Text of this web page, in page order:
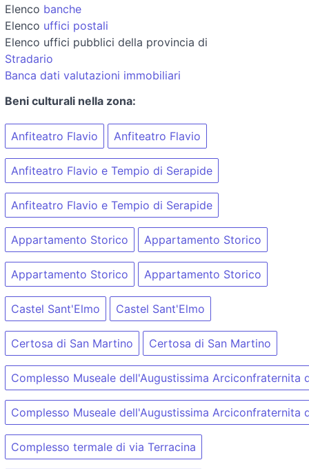
Elenco banche
Elenco uffici postali
Elenco uffici pubblici della provincia di
Stradario
Banca dati valutazioni immobiliari
Beni culturali nella zona:
Anfiteatro Flavio Anfiteatro Flavio
Anfiteatro Flavio e Tempio di Serapide
Anfiteatro Flavio e Tempio di Serapide
Appartamento Storico Appartamento Storico
Appartamento Storico Appartamento Storico
Castel Sant'Elmo Castel Sant'Elmo
Certosa di San Martino Certosa di San Martino
Complesso Museale dell'Augustissima Arciconfraternita
Complesso Museale dell'Augustissima Arciconfraternita
Complesso termale di via Terracina